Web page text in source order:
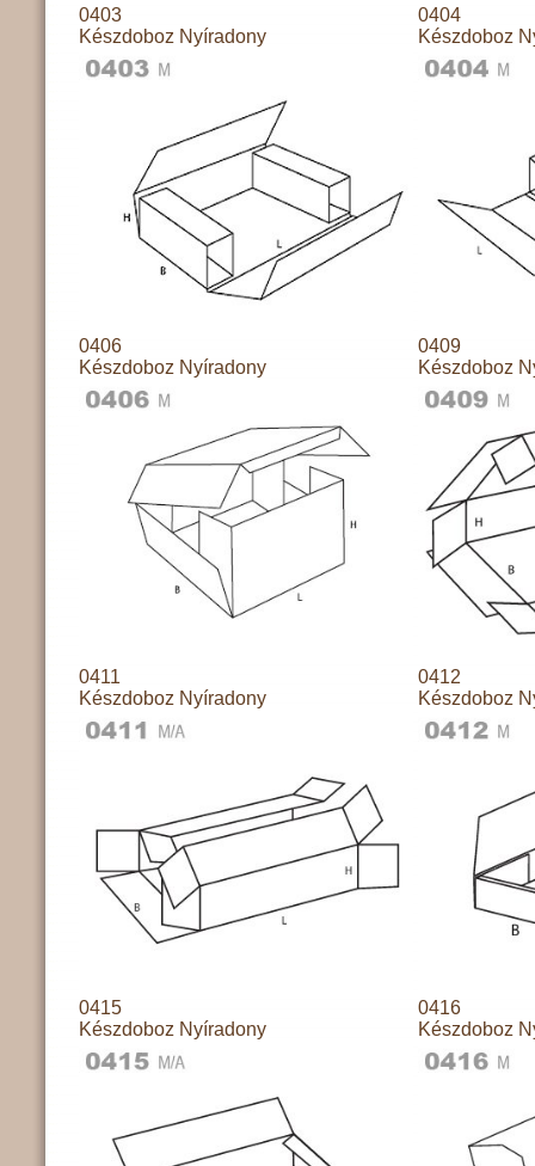
0403
Készdoboz Nyíradony
0404
Készdoboz
0406
Készdoboz Nyíradony
0409
Készdoboz
0411
Készdoboz Nyíradony
0412
Készdoboz
0415
Készdoboz Nyíradony
0416
Készdoboz